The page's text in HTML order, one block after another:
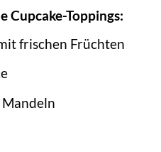
Cupcake-Toppings:
frischen Früchten